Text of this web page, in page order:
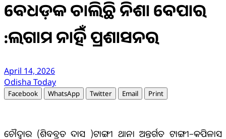
ବେଧଡ଼କ ଚାଲିଛି ନିଶା ବେପାର
:ଲଗାମ ନାହିଁ ପ୍ରଶାସନର
April 14, 2026
Odisha Today
Facebook WhatsApp Twitter Email Print
ଚୌଦ୍ୱାର (ଶିବବ୍ରତ ଦାସ )ଟାଙ୍ଗୀ ଥାନା ଅନ୍ତର୍ଗତ ଟାଙ୍ଗୀ–କପିଳାସ